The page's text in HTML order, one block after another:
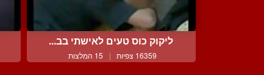
ליקוק כוס טעים לאישתי בב...
16359 צפיות | 15 המלצות